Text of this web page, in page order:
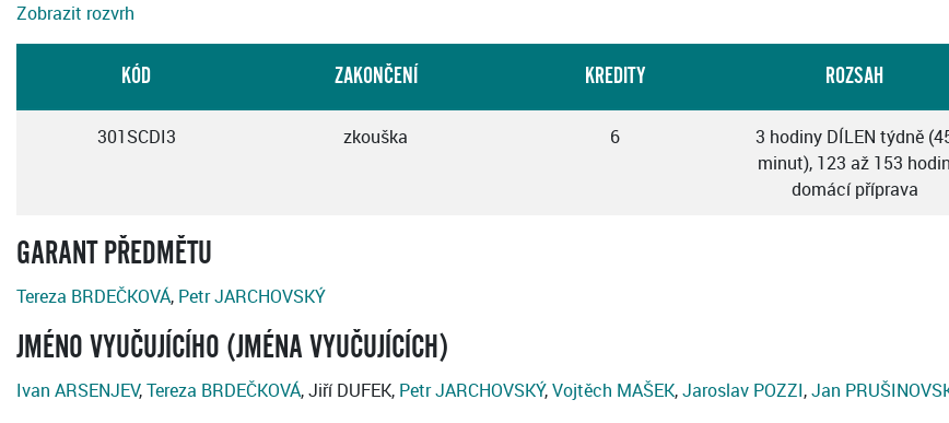
Zobrazit rozvrh
KÓD ZAKONČENÍ KREDITY ROZSAH
301SCDI3 zkouška 6
3 hodiny DÍLEN týdně
minut), 123 až 153 hodin
domácí příprava
GARANT PŘEDMĚTU
Tereza BRDEČKOVÁ, Petr JARCHOVSKÝ
JMÉNO VYUČUJÍCÍHO (JMÉNA VYUČUJÍCÍCH)
Ivan ARSENJEV,Tereza BRDEČKOVÁ, Jiří DUFEK, Petr JARCHOVSKÝ,Vojtěch MAŠEK,Jaroslav POZZI,Jan